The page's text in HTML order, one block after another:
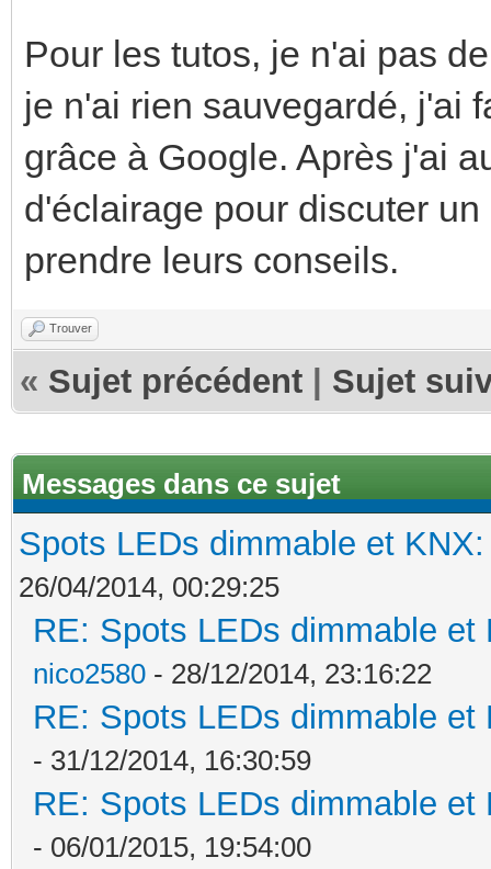
Pour les tutos, je n'ai pas
je n'ai rien sauvegardé, j'ai
grâce à Google. Après j'ai
d'éclairage pour discuter
prendre leurs conseils.
Trouver
« Sujet précédent Sujet
Messages dans ce sujet
Spots LEDs dimmable et
26/04/2014, 00:29:25
RE: Spots LEDs dimmable
nico2580 - 28/12/2014, 23:16:22
RE: Spots LEDs dimmable
- 31/12/2014, 16:30:59
RE: Spots LEDs dimmable
- 06/01/2015, 19:54:00